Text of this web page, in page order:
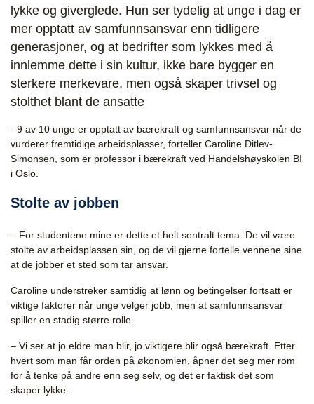
lykke og giverglede. Hun ser tydelig at unge i dag er
mer opptatt av samfunnsansvar enn tidligere
generasjoner, og at bedrifter som lykkes med å
innlemme dette i sin kultur, ikke bare bygger en
sterkere merkevare, men også skaper trivsel og
stolthet blant de ansatte
- 9 av 10 unge er opptatt av bærekraft og samfunnsansvar når de
vurderer fremtidige arbeidsplasser, forteller Caroline Ditlev-
Simonsen, som er professor i bærekraft ved Handelshøyskolen BI
i Oslo.
Stolte av jobben
– For studentene mine er dette et helt sentralt tema. De vil være
stolte av arbeidsplassen sin, og de vil gjerne fortelle vennene sine
at de jobber et sted som tar ansvar.
Caroline understreker samtidig at lønn og betingelser fortsatt er
viktige faktorer når unge velger jobb, men at samfunnsansvar
spiller en stadig større rolle.
– Vi ser at jo eldre man blir, jo viktigere blir også bærekraft. Etter
hvert som man får orden på økonomien, åpner det seg mer rom
for å tenke på andre enn seg selv, og det er faktisk det som
skaper lykke.